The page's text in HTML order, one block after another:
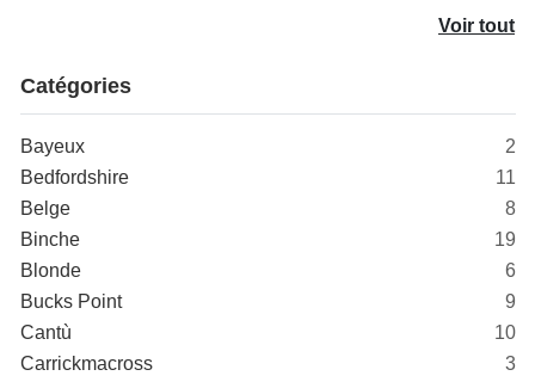
Voir tout
Catégories
Bayeux
2
Bedfordshire
11
Belge
8
Binche
19
Blonde
6
Bucks Point
9
Cantù
10
Carrickmacross
3